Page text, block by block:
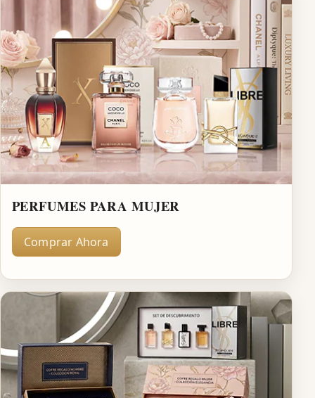
PERFUMES PARA MUJER
Comprar Ahora